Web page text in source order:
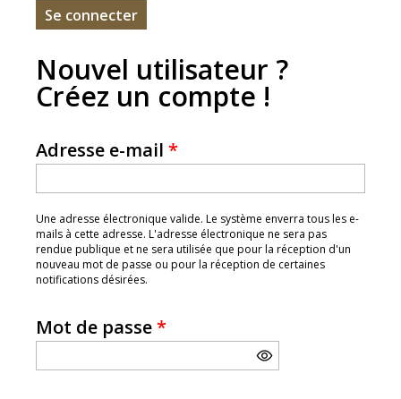
Nouvel utilisateur ?
Créez un compte !
Adresse e-mail *
Une adresse électronique valide. Le système enverra tous les e-
mails à cette adresse. L'adresse électronique ne sera pas
rendue publique et ne sera utilisée que pour la réception d'un
nouveau mot de passe ou pour la réception de certaines
notifications désirées.
Mot de passe*